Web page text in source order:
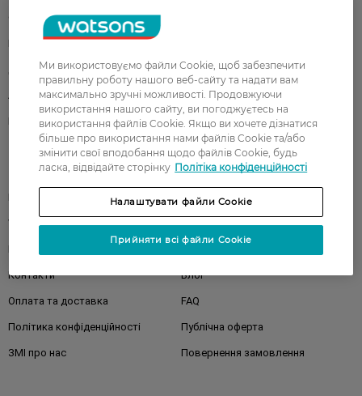
Обличчя
Подарунки
Волосся
Аксесуари Дерматокосметика
Бренди
Клієнтам
Магазини
Watsons Club Подарункові сертифікати
Контакти Блог
Оплата та доставка FAQ
Політика конфіденційності Публічна оферта
ЗМІ про нас Повернення замовлення
Ми використовуємо файли Cookie, щоб забезпечити
правильну роботу нашого веб-сайту та надати вам
максимально зручні можливості. Продовжуючи
використання нашого сайту, ви погоджуєтесь на
використання файлів Cookie. Якщо ви хочете дізнатися
більше про використання нами файлів Cookie та/або
змінити свої вподобання щодо файлів Cookie, будь
ласка, відвідайте сторінку Політіка конфіденційності
Налаштувати файли Cookie
Прийняти всі файли Cookie